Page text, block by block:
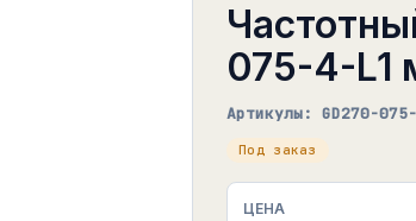
075-4-L1
Артикулы: GD270-
Под заказ
ЦЕНА